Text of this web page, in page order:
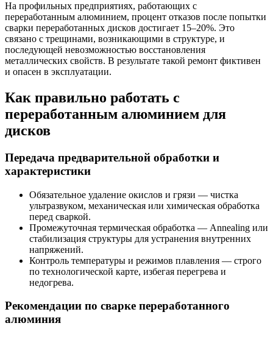
На профильных предприятиях, работающих с
переработанным алюминием, процент отказов после попытки
сварки переработанных дисков достигает 15–20%. Это
связано с трещинами, возникающими в структуре, и
последующей невозможностью восстановления
металлических свойств. В результате такой ремонт фиктивен
и опасен в эксплуатации.
Как правильно работать с
переработанным алюминием для
дисков
Передача предварительной обработки и
характеристики
Обязательное удаление окислов и грязи — чистка
ультразвуком, механическая или химическая обработка
перед сваркой.
Промежуточная термическая обработка — Annealing или
стабилизация структуры для устранения внутренних
напряжений.
Контроль температуры и режимов плавления — строго
по технологической карте, избегая перегрева и
недогрева.
Рекомендации по сварке переработанного
алюминия